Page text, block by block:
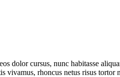
dolor cursus, nunc habitasse
rhoncus netus risus